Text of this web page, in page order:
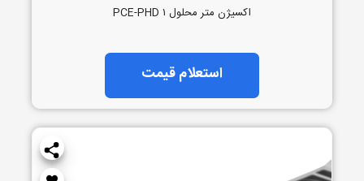
اکسیژن متر محلول PCE-PHD ۱
استعلام قیمت